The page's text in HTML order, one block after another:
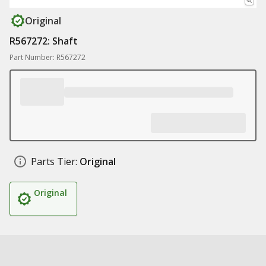
Original
R567272: Shaft
Part Number: R567272
Parts Tier: Original
Original